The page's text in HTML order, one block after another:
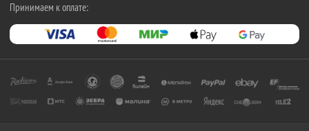
Принимаем к оплате: